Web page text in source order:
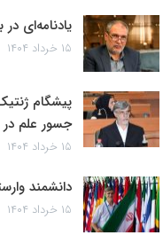
یادنامه‌ای
۱۵ خرداد ۱۴۰۴
پیشگام
جسور علم در
۱۵ خرداد ۱۴۰۴
دانشمند
۱۵ خرداد ۱۴۰۴